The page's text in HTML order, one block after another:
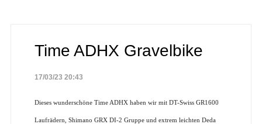
Time ADHX Gravelbike
17/03/23 20:43
Dieses wunderschöne Time ADHX haben wir mit DT-Swiss GR1600
Laufrädern, Shimano GRX DI-2 Gruppe und extrem leichten Deda